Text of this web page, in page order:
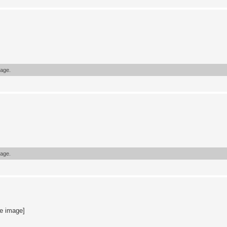
image]